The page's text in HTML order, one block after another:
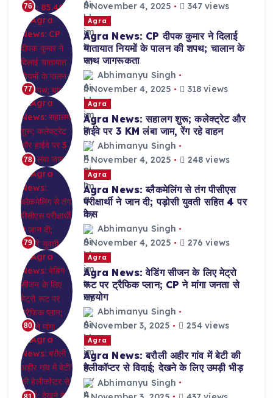
76
November 4, 2025
347 views
77
Agra
Agra News: CP दीपक कुमार ने दिलाई
यातायात नियमों के पालन की शपथ; चालान के
साथ जागरूकता
Abhimanyu Singh
November 4, 2025
318 views
78
Agra
Agra News: सहालग शुरू; कलेक्ट्रेट और
हाईवे पर 3 KM लंबा जाम, रेंग रहे वाहन
Abhimanyu Singh
November 4, 2025
248 views
79
Agra
Agra News: ब्लैकमेलिंग से तंग पीसीएस
परीक्षार्थी ने जान दी; पड़ोसी युवती सहित 4 पर
केस
Abhimanyu Singh
November 4, 2025
276 views
80
Agra
Agra News: वेडिंग सीजन के लिए मेट्रो
रूट पर ट्रैफिक प्लान; CP ने मांगा जनता से
सहयोग
Abhimanyu Singh
November 3, 2025
254 views
Agra
Agra News: बरौली अहीर गांव में बेटी की
हेलीकॉप्टर से विदाई; देखने के लिए उमड़ी भीड़
Abhimanyu Singh